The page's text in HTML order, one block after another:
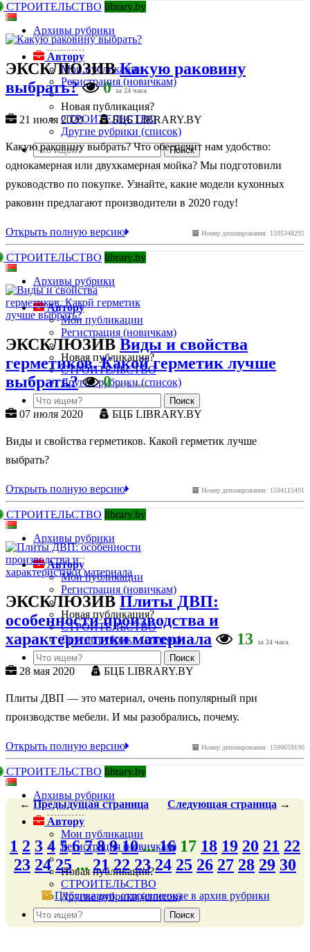
СТРОИТЕЛЬСТВО library.by
Архивы рубрики
Автору
Мои публикации
Регистрация (новичкам)
Новая публикация?
СТРОИТЕЛЬСТВО
Другие рубрики (список)
ЭКСКЛЮЗИВ Какую раковину
выбрать?
0 за 24 часа
21 июля 2020 БЦБ LIBRARY.BY
Какую раковину выбрать? Что обеспечит нам удобство:
однокамерная или двухкамерная мойка? Мы подготовили
руководство по покупке. Узнайте, какие модели кухонных
раковин предлагают производители в 2020 году!
Номер депонирования: 1595348292
Открыть полную версию
СТРОИТЕЛЬСТВО library.by
Архивы рубрики
Автору
Мои публикации
Регистрация (новичкам)
Новая публикация?
СТРОИТЕЛЬСТВО
Другие рубрики (список)
ЭКСКЛЮЗИВ Виды и свойства
герметиков. Какой герметик лучше
выбрать?
0 за 24 часа
07 июля 2020 БЦБ LIBRARY.BY
Виды и свойства герметиков. Какой герметик лучше
выбрать?
Номер депонирования: 1594115491
Открыть полную версию
СТРОИТЕЛЬСТВО library.by
Архивы рубрики
Автору
Мои публикации
Регистрация (новичкам)
Новая публикация?
СТРОИТЕЛЬСТВО
Другие рубрики (список)
ЭКСКЛЮЗИВ Плиты ДВП:
особенности производства и
характеристики материала
13 за 24 часа
28 мая 2020 БЦБ LIBRARY.BY
Плиты ДВП — это материал, очень популярный при
производстве мебели. И мы разобрались, почему.
Номер депонирования: 1590659190
Открыть полную версию
СТРОИТЕЛЬСТВО library.by
Архивы рубрики
Автору
Мои публикации
Регистрация (новичкам)
Новая публикация?
СТРОИТЕЛЬСТВО
Другие рубрики (список)
← Предыдущаястраница Следующая страница →
1 2 3 4 5 6 7 8 9 10...16 17 18 19 20 21 22
23 24 25 ... 21 22 23 24 25 26 27 28 29 30
Публикации, отправленные в архив рубрики